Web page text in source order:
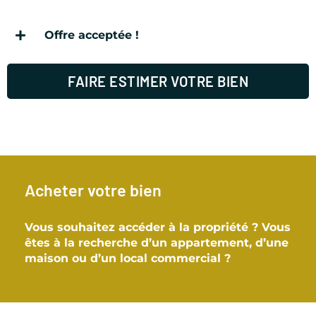
Offre acceptée !
FAIRE ESTIMER VOTRE BIEN
Acheter votre bien
Vous souhaitez accéder à la propriété ? Vous
êtes à la recherche d’un appartement, d’une
maison ou d’un local commercial ?